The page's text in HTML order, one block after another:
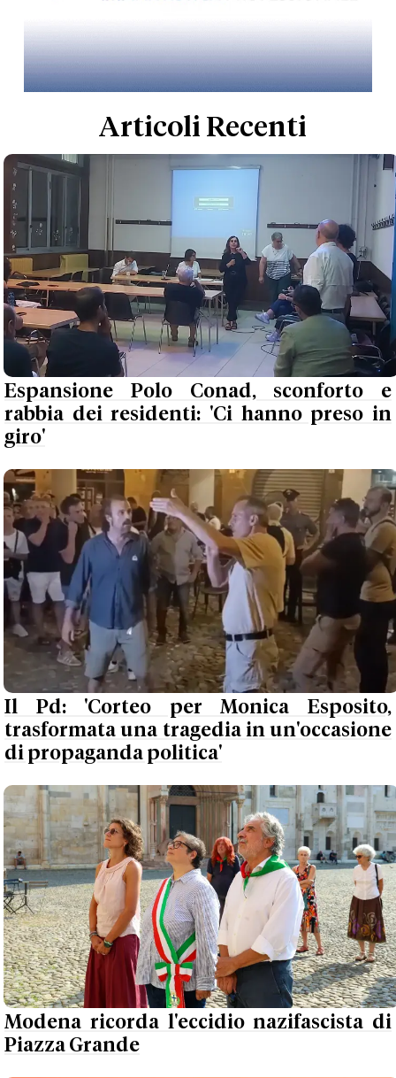
Articoli Recenti
Espansione Polo Conad, sconforto e
rabbia dei residenti: 'Ci hanno preso in
giro'
Il Pd: 'Corteo per Monica Esposito,
trasformata una tragedia in un'occasione
di propaganda politica'
Modena ricorda l'eccidio nazifascista di
Piazza Grande